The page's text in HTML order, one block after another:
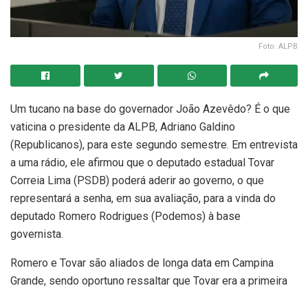
Foto: ALPB
Um tucano na base do governador João Azevêdo? É o que
vaticina o presidente da ALPB, Adriano Galdino
(Republicanos), para este segundo semestre. Em entrevista
a uma rádio, ele afirmou que o deputado estadual Tovar
Correia Lima (PSDB) poderá aderir ao governo, o que
representará a senha, em sua avaliação, para a vinda do
deputado Romero Rodrigues (Podemos) à base
governista.
Romero e Tovar são aliados de longa data em Campina
Grande, sendo oportuno ressaltar que Tovar era a primeira